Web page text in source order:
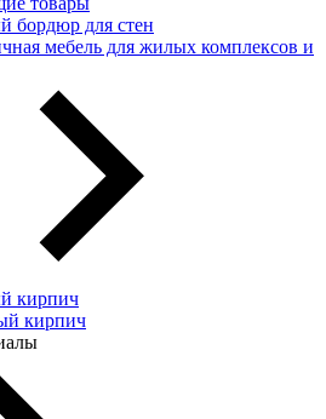
бордюр для стен
мебель для жилых комплексов и
кирпич
кирпич